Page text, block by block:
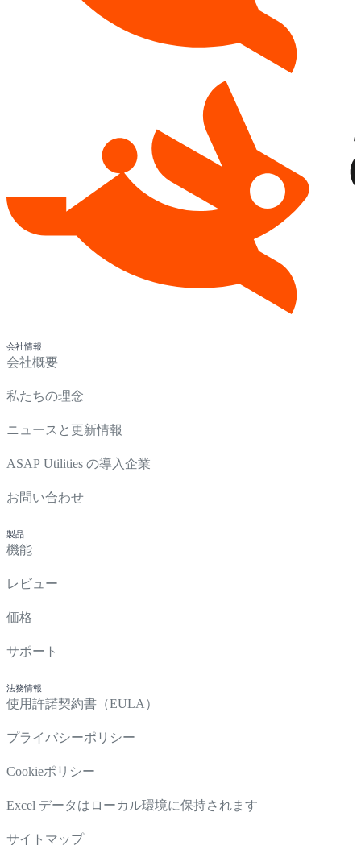
会社情報
会社概要
私たちの理念
ニュースと更新情報
ASAP Utilities の導入企業
お問い合わせ
製品
機能
レビュー
価格
サポート
法務情報
使用許諾契約書（EULA）
プライバシーポリシー
Cookieポリシー
Excel データはローカル環境に保持されます
サイトマップ